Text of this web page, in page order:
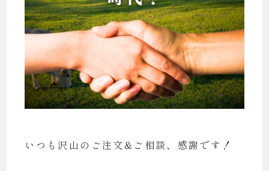
いつも沢山のご注文&ご相談、感謝です！